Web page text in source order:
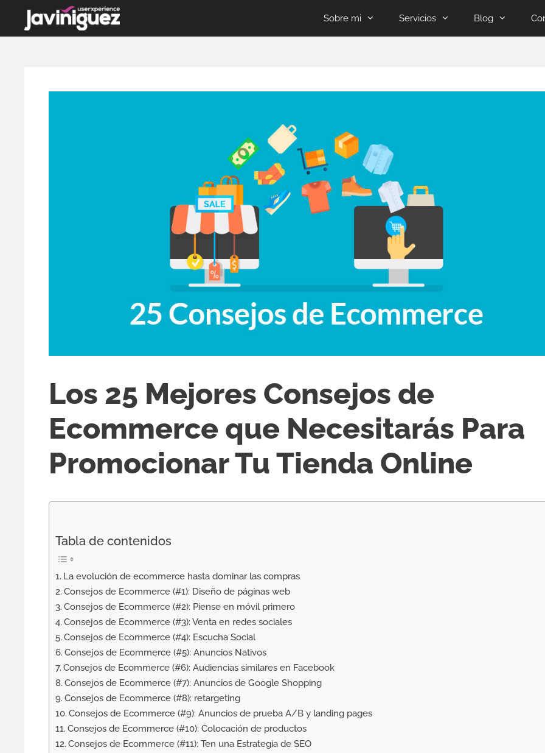
Sobre mi Servicios Blog
Los 25 Mejores Consejos de
Ecommerce que Necesitarás Para
Promocionar Tu Tienda Online
Tabla de contenidos
La evolución de ecommerce hasta dominar las compras
Consejos de Ecommerce (#1): Diseño de páginas web
Consejos de Ecommerce (#2): Piense en móvil primero
Consejos de Ecommerce (#3): Venta en redes sociales
Consejos de Ecommerce (#4): Escucha Social
Consejos de Ecommerce (#5): Anuncios Nativos
Consejos de Ecommerce (#6): Audiencias similares en Facebook
Consejos de Ecommerce (#7): Anuncios de Google Shopping
Consejos de Ecommerce (#8): retargeting
Consejos de Ecommerce (#9): Anuncios de prueba A/B y landing pages
Consejos de Ecommerce (#10): Colocación de productos
Consejos de Ecommerce (#11): Ten una Estrategia de SEO